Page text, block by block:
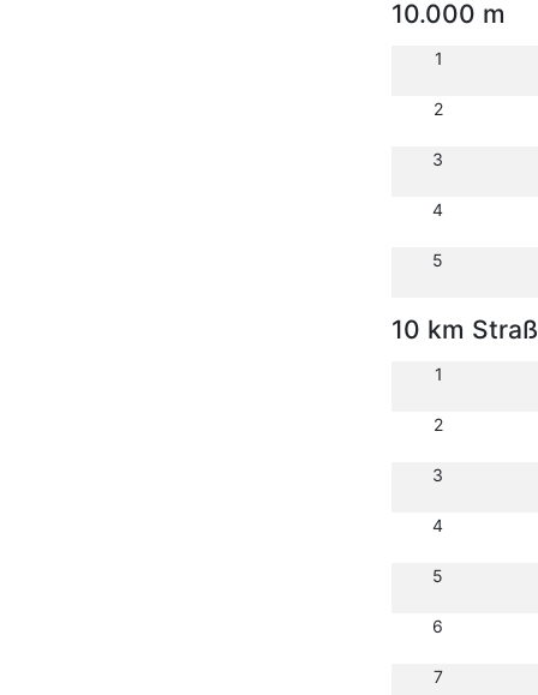
10.000 m
1
2
3
4
5
10 km
1
2
3
4
5
6
7